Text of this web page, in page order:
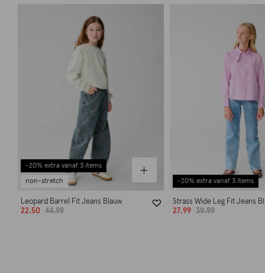
-20% extra vanaf 3 items
non-stretch
Leopard Barrel Fit Jeans Blauw
22.50
44.99
-20% extra vanaf 3 items
Strass Wide Leg Fit Jeans
27.99
39.99